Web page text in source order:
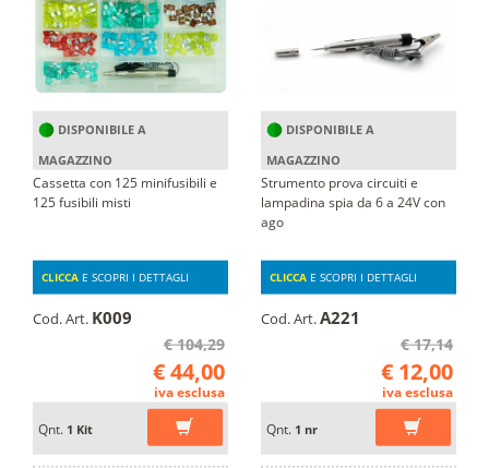
DISPONIBILE A
MAGAZZINO
Cassetta con 125 minifusibili e
125 fusibili misti
CLICCA E SCOPRI I DETTAGLI
Cod. Art. K009
€ 104,29
€ 44,00
iva esclusa
Qnt. 1 Kit
DISPONIBILE A
MAGAZZINO
Strumento prova circuiti e
lampadina spia da 6 a 24V con
ago
CLICCA E SCOPRI I DETTAGLI
Cod. Art.A221
€ 17,14
€ 12,00
iva esclusa
Qnt. 1 nr